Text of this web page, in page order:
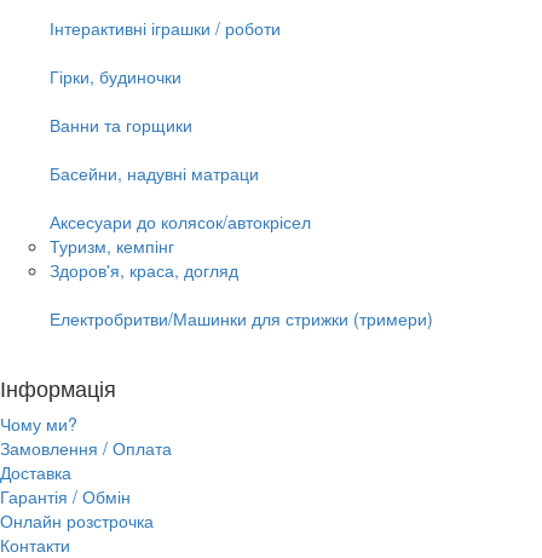
Інтерактивні іграшки / роботи
Гірки, будиночки
Ванни та горщики
Басейни, надувні матраци
Аксесуари до колясок/автокрісел
Туризм, кемпінг
Здоров'я, краса, догляд
Електробритви/Машинки для стрижки (тримери)
Інформація
Чому ми?
Замовлення / Оплата
Доставка
Гарантія / Обмін
Онлайн розстрочка
Контакти